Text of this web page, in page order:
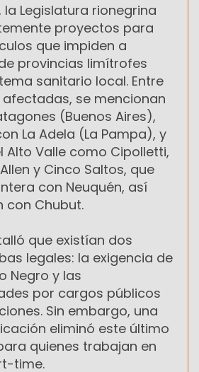
la Legislatura rionegrina
proyectos para
que impiden a
provincias limítrofes
sanitario local. Entre
se mencionan
(Buenos Aires),
La Adela (La Pampa), y
Alto Valle como Cipolletti,
y Cinco Saltos, que
con Neuquén, así
con Chubut.
que existían dos
legales: la exigencia de
Negro y las
por cargos públicos
Sin embargo, una
eliminó este último
quienes trabajan en
time.